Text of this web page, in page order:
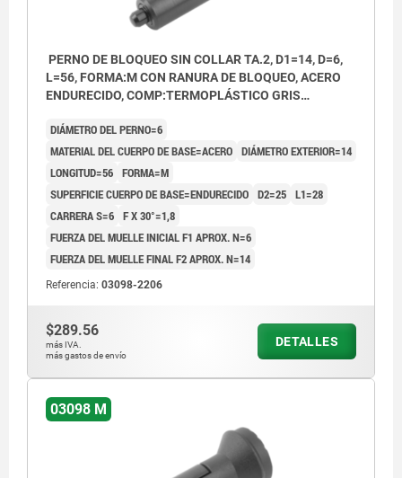
PERNO DE BLOQUEO SIN COLLAR TA.2, D1=14, D=6,
L=56, FORMA:M CON RANURA DE BLOQUEO, ACERO
ENDURECIDO, COMP:TERMOPLÁSTICO GRIS
DIÁMETRO DEL PERNO=6
MATERIAL DEL CUERPO DE BASE=ACERO DIÁMETRO EXTERIOR=14
LONGITUD=56 FORMA=M
SUPERFICIE CUERPO DE BASE=ENDURECIDO D2=25 L1=28
CARRERA S=6 F X 30°=1,8
FUERZA DEL MUELLE INICIAL F1 APROX. N=6
FUERZA DEL MUELLE FINAL F2 APROX. N=14
Referencia: 03098-2206
$289.56
más IVA.
más gastos de envío
DETALLES
03098 M